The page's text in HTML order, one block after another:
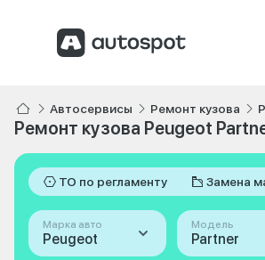
Автосервисы Ремонт кузова
Ремонт кузова Peugeot
ТО по регламенту Замена
Марка авто
Peugeot
Модель
Partner